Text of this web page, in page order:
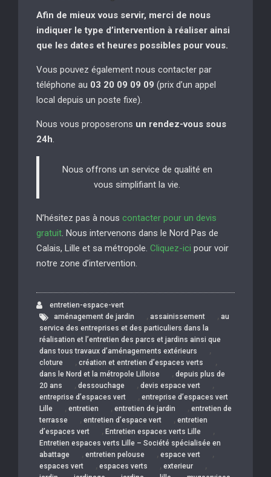
Afin de mieux vous servir, merci de nous
indiquer le type d’intervention à réaliser ainsi
que les dates et heures possibles pour vous.
Vous pouvez également nous contacter par
téléphone au 03 20 09 09 09 (prix d’un appel
local depuis un poste fixe).
Nous vous proposerons un rendez-vous sous
24h.
Nous offrons un service de qualité en
vous simplifiant la vie.
N’hésitez pas à nous contacter pour un devis
gratuit. Nous intervenons dans le Nord Pas de
Calais, Lille et sa métropole. Cliquez-ici pour voir
notre zone d’intervention.
entretien-espace-vert
aménagement de jardin
, assainissement , au
service des entreprises et des particuliers dans la
réalisation et l’entretien des parcs et jardins ainsi que
dans tous travaux d’aménagements extérieurs
,
cloture , création et entretien d’espaces verts ,
dans le Nord et la métropole Lilloise , depuis plus de
20 ans
, dessouchage , devis espace vert ,
entreprise d’espaces vert , entreprise d’espaces vert
Lille
, entretien , entretien de jardin , entretien de
terrasse
, entretien d’espace vert , entretien
d’espaces vert
, Entretien espaces verts Lille ,
Entretien espaces verts Lille – Société spécialisée en
abattage
, entretien pelouse , espace vert ,
espaces vert , espaces verts , exterieur ,